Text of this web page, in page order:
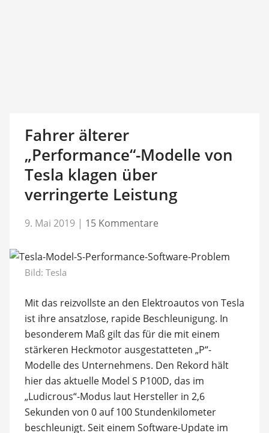
Fahrer älterer
„Performance“-Modelle von
Tesla klagen über
verringerte Leistung
9. Mai 2019 | 15 Kommentare
Bild: Tesla
Mit das reizvollste an den Elektroautos von Tesla
ist ihre ansatzlose, rapide Beschleunigung. In
besonderem Maß gilt das für die mit einem
stärkeren Heckmotor ausgestatteten „P“-
Modelle des Unternehmens. Den Rekord hält
hier das aktuelle Model S P100D, das im
„Ludicrous“-Modus laut Hersteller in 2,6
Sekunden von 0 auf 100 Stundenkilometer
beschleunigt. Seit einem Software-Update im